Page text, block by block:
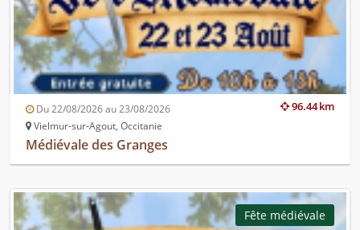
96.44 km
Du 22/08/2026 au 23/08/2026
Vielmur-sur-Agout, Occitanie
Médiévale des Granges
Fête médiévale